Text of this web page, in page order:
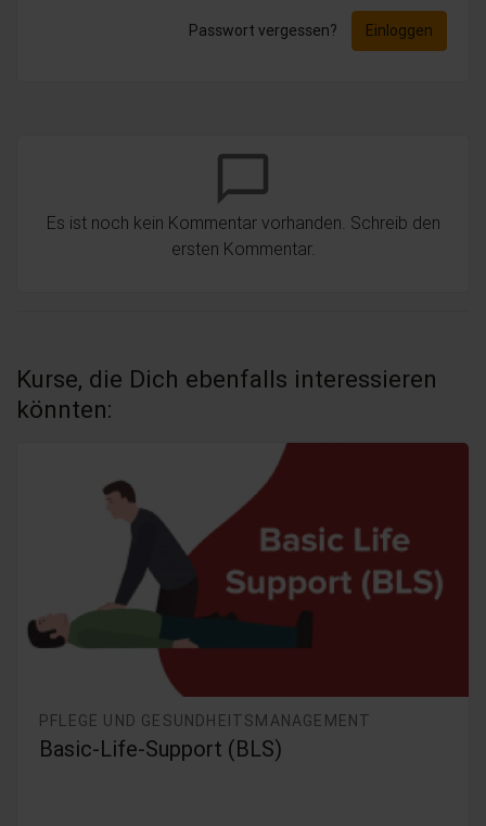
Passwort vergessen? Einloggen
chat_bubble_outline
Es ist noch kein Kommentar vorhanden. Schreib den
ersten Kommentar.
Kurse, die Dich ebenfalls interessieren
könnten:
PFLEGE UND GESUNDHEITSMANAGEMENT
Basic-Life-Support (BLS)